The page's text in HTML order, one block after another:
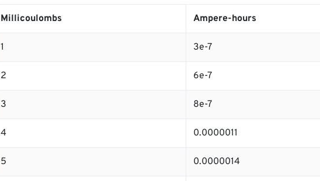
Millicoulombs Ampere-hours
1 3e-7
2 6e-7
3 8e-7
4 0.0000011
5 0.0000014